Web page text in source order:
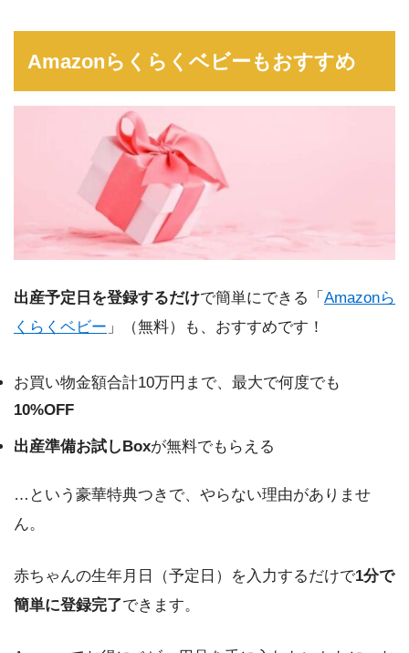
Amazonらくらくベビーもおすすめ
出産予定日を登録するだけで簡単にできる「 Amazonら
くらくベビー 」（無料）も、おすすめです！
お買い物金額合計10万円まで、最大で何度でも
10%OFF
出産準備お試しBoxが無料でもらえる
…という豪華特典つきで、やらない理由がありませ
ん。
赤ちゃんの生年月日（予定日）を入力するだけで1分で
簡単に登録完了できます。